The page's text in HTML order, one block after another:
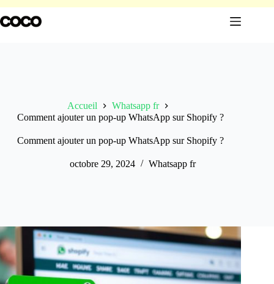
au
contenu
Accueil
Whatsapp fr
Comment ajouter un pop-up WhatsApp sur Shopify ?
Comment ajouter un pop-up WhatsApp sur Shopify ?
octobre 29, 2024 Whatsapp fr